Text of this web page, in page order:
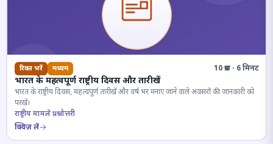
रिक्त भरें मध्यम 10 प्रश्न · 6 मिनट
भारत के महत्वपूर्ण राष्ट्रीय दिवस और तारीखें
भारत के राष्ट्रीय दिवस, महत्वपूर्ण तारीखें और वर्ष भर मनाए जाने वाले अवसरों की जानकारी को
परखें।
राष्ट्रीय मामले प्रश्नोत्तरी
क्विज़ लें